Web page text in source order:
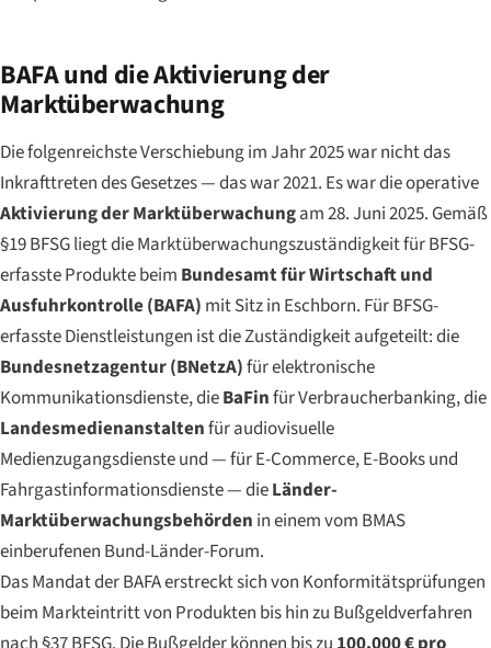
BAFA und die Aktivierung der
Marktüberwachung
Die folgenreichste Verschiebung im Jahr 2025 war nicht das
Inkrafttreten des Gesetzes — das war 2021. Es war die operative
Aktivierung der Marktüberwachungam 28. Juni 2025. Gemäß
§19 BFSG liegt die Marktüberwachungszuständigkeit für BFSG-
erfassteProduktebeim Bundesamt für Wirtschaft und
Ausfuhrkontrolle (BAFA) mit Sitz in Eschborn. Für BFSG-
erfassteDienstleistungen ist die Zuständigkeit aufgeteilt: die
Bundesnetzagentur (BNetzA)für elektronische
Kommunikationsdienste, dieBaFinfür Verbraucherbanking, die
Landesmedienanstaltenfür audiovisuelle
Medienzugangsdienste und — für E-Commerce, E-Books und
Fahrgastinformationsdienste — dieLänder-
Marktüberwachungsbehörden in einem vom BMAS
einberufenen Bund-Länder-Forum.
Das Mandat der BAFA erstreckt sich von Konformitätsprüfungen
beim Markteintritt von Produkten bis hin zu Bußgeldverfahren